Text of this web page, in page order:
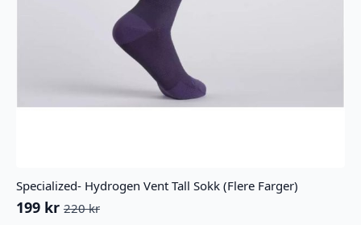
Specialized- Hydrogen Vent Tall Sokk (Flere Farger)
220kr
Opprinnelig
199 kr
Nåværende